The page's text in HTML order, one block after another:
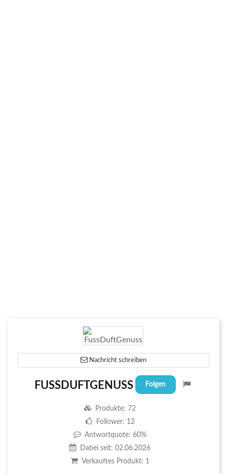
Nachricht schreiben
FUSSDUFTGENUSS Folgen
Produkte: 72
Follower: 12
Antwortquote: 60%
Dabei seit: 02.06.2026
Verkauftes Produkt: 1